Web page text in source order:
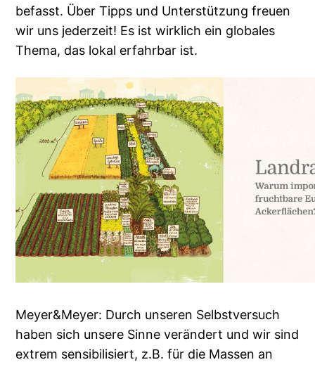
befasst. Über Tipps und Unterstützung freuen
wir uns jederzeit! Es ist wirklich ein globales
Thema, das lokal erfahrbar ist.
Meyer&Meyer: Durch unseren Selbstversuch
haben sich unsere Sinne verändert und wir sind
extrem sensibilisiert, z.B. für die Massen an